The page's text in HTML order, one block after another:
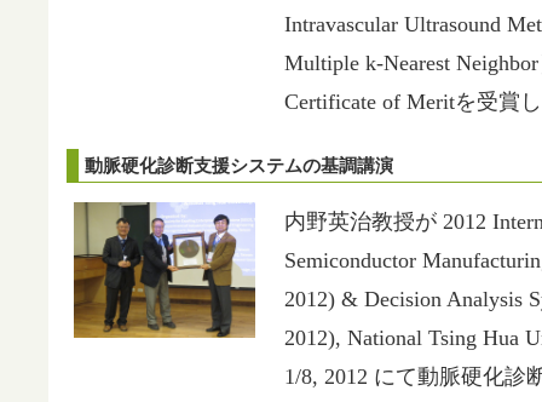
Intravascular Ultrasound
Multiple k-Nearest
Certificate of Meritを受賞
動脈硬化診断支援システムの基調講演
内野英治教授が 2012
Semiconductor
2012) & Decision Analysis
2012), National Tsing Hua
1/8, 2012 にて動脈硬化診